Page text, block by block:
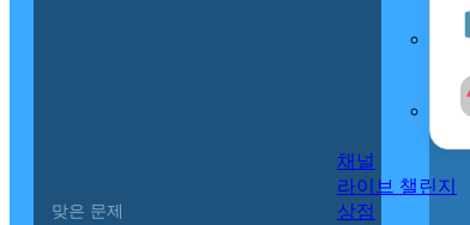
채널
라이브 챌린지
상점
맞은 문제